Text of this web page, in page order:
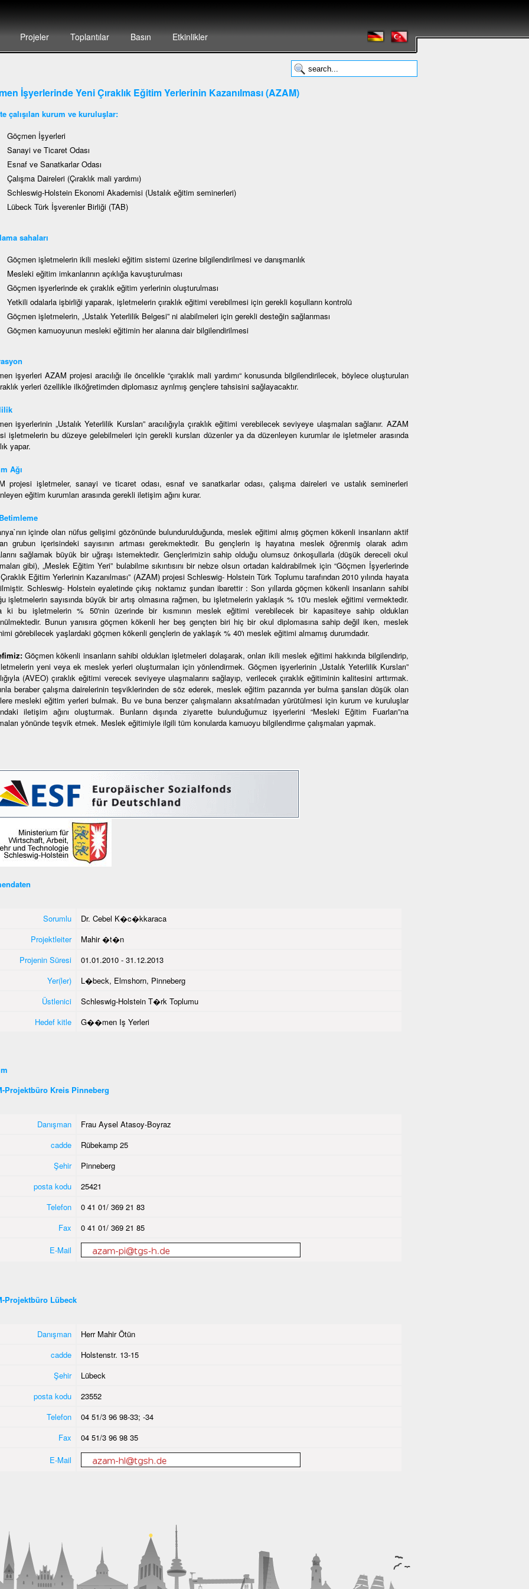
Projeler Toplantılar Basın Etkinlikler
İşyerlerinde Yeni Çıraklık Eğitim Yerlerinin Kazanılması (AZAM)
çalışılan kurum ve kuruluşlar:
Göçmen İşyerleri
Sanayi ve Ticaret Odası
Esnaf ve Sanatkarlar Odası
Çalışma Daireleri (Çıraklık mali yardımı)
Schleswig-Holstein Ekonomi Akademisi (Ustalık eğitim seminerleri)
Lübeck Türk İşverenler Birliği (TAB)
sahaları
Göçmen işletmelerin ikili mesleki eğitim sistemi üzerine bilgilendirilmesi ve danışmanlık
Mesleki eğitim imkanlarının açıklığa kavuşturulması
Göçmen işyerlerinde ek çıraklık eğitim yerlerinin oluşturulması
Yetkili odalarla işbirliği yaparak, işletmelerin çıraklık eğitimi verebilmesi için gerekli koşulların kontrolü
Göçmen işletmelerin, „Ustalık Yeterlilik Belgesi” ni alabilmeleri için gerekli desteğin sağlanması
Göçmen kamuoyunun mesleki eğitimin her alanına dair bilgilendirilmesi
işyerleri AZAM projesi aracılığı ile öncelikle “çıraklık mali yardımı“ konusunda bilgilendirilecek, böylece oluşturulan
yerleri özellikle ilköğretimden diplomasız ayrılmış gençlere tahsisini sağlayacaktır.
işyerlerinin „Ustalık Yeterlilik Kursları” aracılığıyla çıraklık eğitimi verebilecek seviyeye ulaşmaları sağlanır. AZAM
işletmelerin bu düzeye gelebilmeleri için gerekli kursları düzenler ya da düzenleyen kurumlar ıle işletmeler arasında
yapar.
Ağı
projesi işletmeler, sanayi ve ticaret odası, esnaf ve sanatkarlar odası, çalışma daireleri ve ustalık seminerleri
eğitim kurumları arasında gerekli iletişim ağını kurar.
içinde olan nüfus gelişimi gözönünde bulundurulduğunda, meslek eğitimi almış göçmen kökenli insanların aktif
grubun içerisindeki sayısının artması gerekmektedir. Bu gençlerin iş hayatına meslek öğrenmiş olarak adım
sağlamak büyük bir uğraşı istemektedir. Gençlerimizin sahip olduğu olumsuz önkoşullarla (düşük dereceli okul
gibi), „Meslek Eğitim Yeri” bulabilme sıkıntısını bir nebze olsun ortadan kaldırabilmek için “Göçmen İşyerlerinde
Eğitim Yerlerinin Kazanılması” (AZAM) projesi Schleswig- Holstein Türk Toplumu tarafından 2010 yılında hayata
Schleswig- Holstein eyaletinde çıkış noktamız şundan ibarettir : Son yıllarda göçmen kökenli insanların sahibi
işletmelerin sayısında büyük bir artış olmasına rağmen, bu işletmelerin yaklaşık % 10'u meslek eğitimi vermektedir.
ki bu işletmelerin % 50'nin üzerinde bir kısmının meslek eğitimi verebilecek bir kapasiteye sahip oldukları
Bunun yanısıra göçmen kökenli her beş gençten biri hiç bir okul diplomasına sahip değil iken, meslek
görebilecek yaşlardaki göçmen kökenli gençlerin de yaklaşık % 40'ı meslek eğitimi almamış durumdadır.
Göçmen kökenli insanların sahibi oldukları işletmeleri dolaşarak, onları ikili meslek eğitimi hakkında bilgilendirip,
yeni veya ek meslek yerleri oluşturmaları için yönlendirmek. Göçmen işyerlerinin „Ustalık Yeterlilik Kursları”
(AVEO) çıraklık eğitimi verecek seviyeye ulaşmalarını sağlayıp, verilecek çıraklık eğitiminin kalitesini arttırmak.
beraber çalışma dairelerinin teşviklerinden de söz ederek, meslek eğitim pazarında yer bulma şansları düşük olan
mesleki eğitim yerleri bulmak. Bu ve buna benzer çalışmaların aksatılmadan yürütülmesi için kurum ve kuruluşlar
iletişim ağını oluşturmak. Bunların dışında ziyarette bulunduğumuz işyerlerini “Mesleki Eğitim Fuarları”na
yönünde teşvik etmek. Meslek eğitimiyle ilgili tüm konularda kamuoyu bilgilendirme çalışmaları yapmak.
Sorumlu
Dr. Cebel K�c�kkaraca
Projektleiter
Mahir �t�n
Projenin Süresi
01.01.2010 - 31.12.2013
Yer(ler)
L�beck, Elmshorn, Pinneberg
Üstlenici
Schleswig-Holstein T�rk Toplumu
Hedef kitle
G��men Iş Yerleri
Projektbüro Kreis Pinneberg
Danışman
Frau Aysel Atasoy-Boyraz
cadde
Rübekamp 25
Şehir
Pinneberg
posta kodu
25421
Telefon
0 41 01/ 369 21 83
Fax
0 41 01/ 369 21 85
E-Mail
Projektbüro Lübeck
Danışman
Herr Mahir Ötün
cadde
Holstenstr. 13-15
Şehir
Lübeck
posta kodu
23552
Telefon
04 51/3 96 98-33; -34
Fax
04 51/3 96 98 35
E-Mail